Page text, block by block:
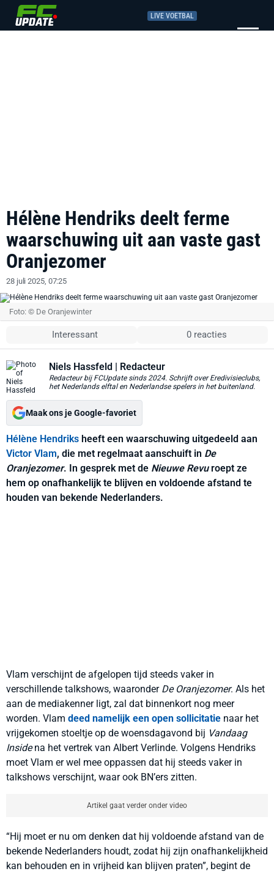
LIVE VOETBAL
Hélène Hendriks deelt ferme
waarschuwing uit aan vaste gast
Oranjezomer
28 juli 2025, 07:25
Foto: © De Oranjewinter
Interessant 0 reacties
Niels Hassfeld | Redacteur
Redacteur bij FCUpdate sinds 2024. Schrijft over Eredivisieclubs,
het Nederlands elftal en Nederlandse spelers in het buitenland.
Maak ons je Google-favoriet
Hélène Hendriks heeft een waarschuwing uitgedeeld aan
Victor Vlam, die met regelmaat aanschuift in De
Oranjezomer. In gesprek met de Nieuwe Revuroept ze
hem op onafhankelijk te blijven en voldoende afstand te
houden van bekende Nederlanders.
Vlam verschijnt de afgelopen tijd steeds vaker in
verschillende talkshows, waaronder De Oranjezomer. Als het
aan de mediakenner ligt, zal dat binnenkort nog meer
worden. Vlam deed namelijk een open sollicitatie naar het
vrijgekomen stoeltje op de woensdagavond bij Vandaag
Insidena het vertrek van Albert Verlinde. Volgens Hendriks
moet Vlam er wel mee oppassen dat hij steeds vaker in
talkshows verschijnt, waar ook BN’ers zitten.
Artikel gaat verder onder video
“Hij moet er nu om denken dat hij voldoende afstand van de
bekende Nederlanders houdt, zodat hij zijn onafhankelijkheid
kan behouden en in vrijheid kan blijven praten”, begint de